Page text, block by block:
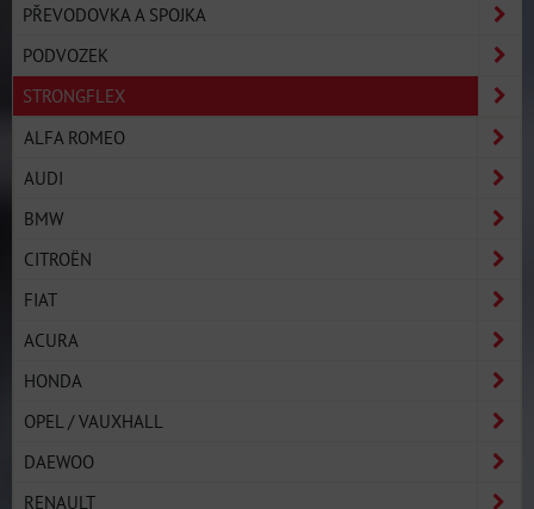
PŘEVODOVKA A SPOJKA
PODVOZEK
STRONGFLEX
ALFA ROMEO
AUDI
BMW
CITROËN
FIAT
ACURA
HONDA
OPEL / VAUXHALL
DAEWOO
RENAULT